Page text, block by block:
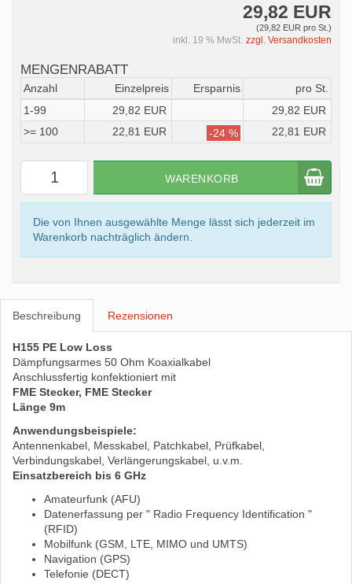
29,82 EUR
(29,82 EUR pro St.)
inkl. 19 % MwSt. zzgl. Versandkosten
MENGENRABATT
Anzahl Einzelpreis Ersparnis
pro St.
1-99
29,82 EUR
29,82 EUR
>= 100
22,81 EUR -24 % 22,81 EUR
WARENKORB
Die von Ihnen ausgewählte Menge lässt sich jederzeit im
Warenkorb nachträglich ändern.
Beschreibung Rezensionen
H155 PE Low Loss
Dämpfungsarmes 50 Ohm Koaxialkabel
Anschlussfertig konfektioniert mit
FME Stecker, FME Stecker
Länge 9m
Anwendungsbeispiele:
Antennenkabel, Messkabel, Patchkabel, Prüfkabel,
Verbindungskabel, Verlängerungskabel, u.v.m.
Einsatzbereich bis 6 GHz
Amateurfunk (AFU)
Datenerfassung per " Radio Frequency Identification "
(RFID)
Mobilfunk (GSM, LTE, MIMO und UMTS)
Navigation (GPS)
Telefonie (DECT)